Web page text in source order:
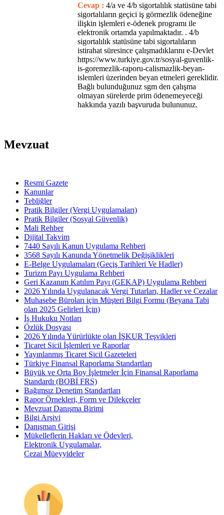
Cevap : 4/a ve 4/b sigortalılık statüsüne tabi
sigortalıların geçici iş görmezlik ödeneğine
ilişkin işlemleri e-ödenek programı ile
elektronik ortamda yapılmaktadır. . 4/b
sigortalılık statüsüne tabi sigortalıların
istirahat süresince çalışmadıklarını e-Devlet
https://www.turkiye.gov.tr/sosyal-guvenlik-
is-goremezlik-raporu-calismazlik-beyan-
islemleri üzerinden beyan etmeleri gereklidir.
Bağlı bulunduğunuz sgm den çalışma
olmayan sürelerde prim ödenemeyeceği
hakkında yazılı başvuruda bulununuz.
Mevzuat
Resmi Gazete
Kanunlar
Tebliğler
Pratik Bilgiler (Vergi Uygulamaları)
Pratik Bilgiler (Sosyal Güvenlik)
Mali Rehber
Dijital Takvim
7440 Sayılı Kanun Uygulama Rehberi
3568 Sayılı Kanunda Yönetmelik Değişiklikleri
E-Belge Uygulamaları (Geçiş Tarihleri Ve Hadler)
Turizm Payı Uygulama Rehberi
Geri Kazanım Katılım Payı (GEKAP) Uygulama Rehberi
2026 Yılında Uygulanacak Vergi Tutarları, Hadler ve Cezalar
Muhasebe Büroları için Müşteri Bilgi Formu (Beyana Tabi
olan 2025 Gelirleri İçin)
İş Hukuku Notları
Özlük Dosyası
2026 Yılında Yürürlükte olan İŞKUR Teşvikleri
Ticaret Sicil İşlemleri ve Raporlar
Yayınlanmış Ticaret Sicil Gazeteleri
Türkiye Finansal Raporlama Standartları
Büyük ve Orta Boy İşletmeler İçin Finansal Raporlama
Standardı (BOBİ FRS)
Bağımsız Denetim Standartları
Rapor Örnekleri, Form ve Dilekçeler
Mevzuat Danışma Birimi
Bilgi Arşivi
Danışman Girişi
Mükelleflerin Hakları ve Ödevleri,
Elektronik Uygulamalar,
Cezai Müeyyideler